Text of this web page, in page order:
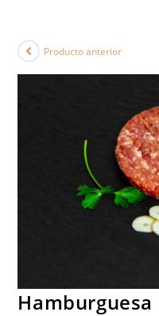
Producto anterior
Hamburguesa